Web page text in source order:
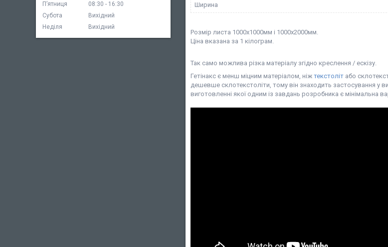
Ширина
Розмір листа 1000х1000мм і 1000х2000мм.
Ціна вказана за 1 кілограм.
Так само можлива різка матеріалу згідно креслення / ескізу.
Гетінакс є менш міцним матеріалом, ніж текстоліт або
дешевше склотекстоліти, тому він знаходить застосування у
виготовленні якої одним із завдань розробника є мінімальна
Пʼятниця
08:30
16:30
Субота
Вихідний
Неділя
Вихідний